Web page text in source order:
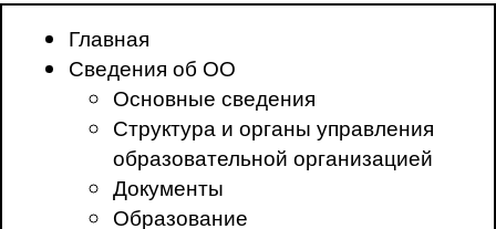
Главная
Сведения об ОО
Основные сведения
Структура и органы управления
образовательной организацией
Документы
Образование